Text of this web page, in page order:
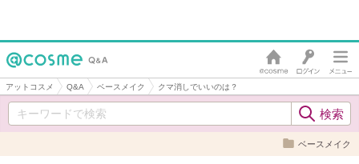
アットコスメ Q&A ベースメイク クマ消しでいいのは？
ベースメイク